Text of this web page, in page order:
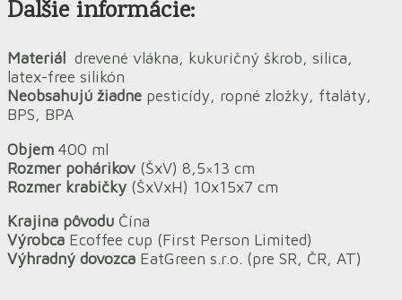
Ďalšie informácie:
Materiál drevené vlákna, kukuričný škrob, silica,
latex-free silikón
Neobsahujú žiadne pesticídy, ropné zložky, ftaláty,
BPS, BPA
Objem 400 ml
Rozmer pohárikov (ŠxV) 8,5×13 cm
Rozmer krabičky (ŠxVxH) 10x15x7 cm
Krajina pôvodu Čína
Výrobca Ecoffee cup (First Person Limited)
Výhradný dovozca EatGreen s.r.o. (pre SR, ČR, AT)